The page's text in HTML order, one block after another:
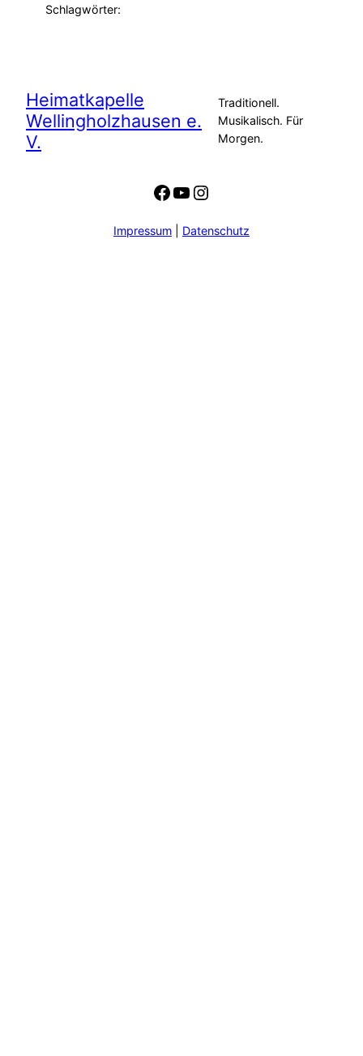
Schlagwörter:
Heimatkapelle
Wellingholzhausen e.
V.
Traditionell.
Musikalisch. Für
Morgen.
Facebook
YouTube
Instagram
Impressum Datenschutz